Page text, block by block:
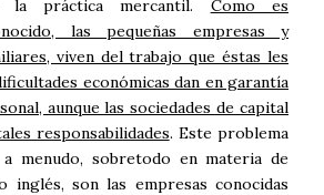
la práctica mercantil. Como es
las pequeñas empresas y
viven del trabajo que éstas les
económicas dan en garantía
aunque las sociedades de capital
responsabilidades. Este problema
menudo, sobretodo en materia de
inglés, son las empresas conocidas